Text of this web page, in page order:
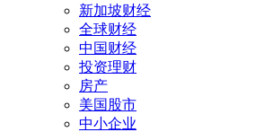
新加坡财经
全球财经
中国财经
投资理财
房产
美国股市
中小企业